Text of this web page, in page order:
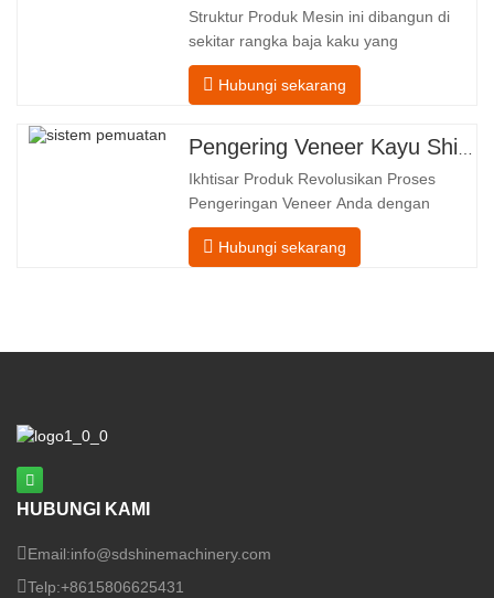
Struktur Produk Mesin ini dibangun di
sekitar rangka baja kaku yang
menopang empat zona fungsional
terintegrasi, yang diatur dalam aliran
pengeluaran. Bagian Pengumpanan–
Dilengkapi dengan konveyor pemasukan
dan mekanisme penyelarasan presisi
yang memandu setiap
Hubungi sekarang
Ikhtisar Produk Revolusikan Proses
Pengeringan Veneer Anda dengan
Teknologi Canggih Shenghuai Roller
PengkilapPengering Veneermewakili
produksi furnitur, produk ini
Hubungi sekarang
HUBUNGI KAMI
Email:info@sdshinemachinery.com
Telp:+8615806625431